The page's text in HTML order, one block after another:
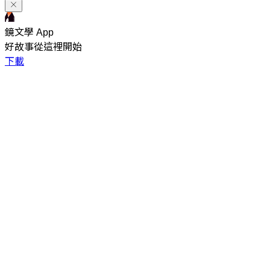
鏡文學 App
好故事從這裡開始
下載